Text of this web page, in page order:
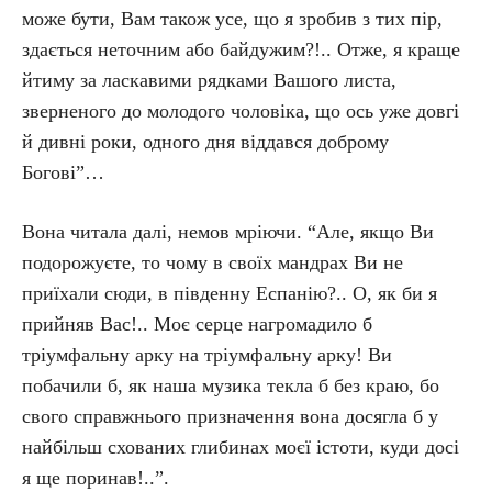
може бути, Вам також усе, що я зробив з тих пір,
здається неточним або байдужим?!.. Отже, я краще
йтиму за ласкавими рядками Вашого листа,
зверненого до молодого чоловіка, що ось уже довгі
й дивні роки, одного дня віддався доброму
Богові”…
Вона читала далі, немов мріючи. “Але, якщо Ви
подорожуєте, то чому в своїх мандрах Ви не
приїхали сюди, в південну Еспанію?.. О, як би я
прийняв Вас!.. Моє серце нагромадило б
тріумфальну арку на тріумфальну арку! Ви
побачили б, як наша музика текла б без краю, бо
свого справжнього призначення вона досягла б у
найбільш схованих глибинах моєї істоти, куди досі
я ще поринав!..”.